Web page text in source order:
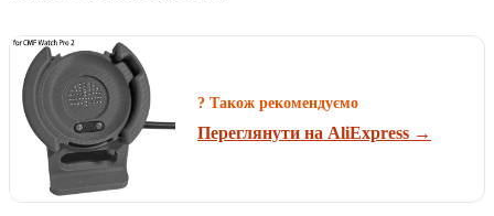
? Також рекомендуємо
Переглянути на AliExpress →